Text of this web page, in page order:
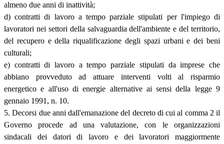
almeno due anni di inattività;
d) contratti di lavoro a tempo parziale stipulati per l'impiego di
lavoratori nei settori della salvaguardia dell'ambiente e del territorio,
del recupero e della riqualificazione degli spazi urbani e dei beni
culturali;
e) contratti di lavoro a tempo parziale stipulati da imprese che
abbiano provveduto ad attuare interventi volti al risparmio
energetico e all'uso di energie alternative ai sensi della legge 9
gennaio 1991, n. 10.
5. Decorsi due anni dall'emanazione del decreto di cui al comma 2 il
Governo procede ad una valutazione, con le organizzazioni
sindacali dei datori di lavoro e dei lavoratori maggiormente